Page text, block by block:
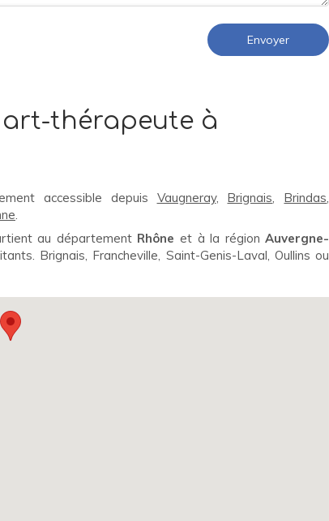
Envoyer
art-thérapeute à
accessible depuis Vaugneray, Brignais, Brindas,
.
au département Rhône et à la régionAuvergne-
Brignais, Francheville, Saint-Genis-Laval, Oullins ou